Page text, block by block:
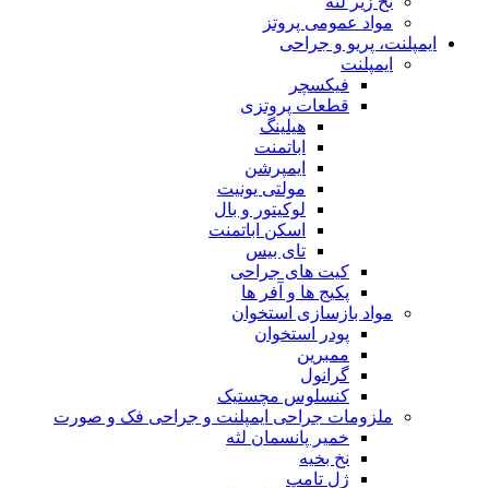
مواد عمومی پروتز
ایمپلنت، پریو و جراحی
ایمپلنت
فیکسچر
قطعات پروتزی
هیلینگ
اباتمنت
ایمپرشن
مولتی یونیت
لوکیتور و بال
اسکن اباتمنت
تای بیس
کیت های جراحی
پکیج ها و آفر ها
مواد بازسازی استخوان
پودر استخوان
ممبرین
گرانول
کنسلوس مچستیک
ملزومات جراحی ایمپلنت و جراحی فک و صورت
خمیر پانسمان لثه
نخ بخیه
ژل تامپ